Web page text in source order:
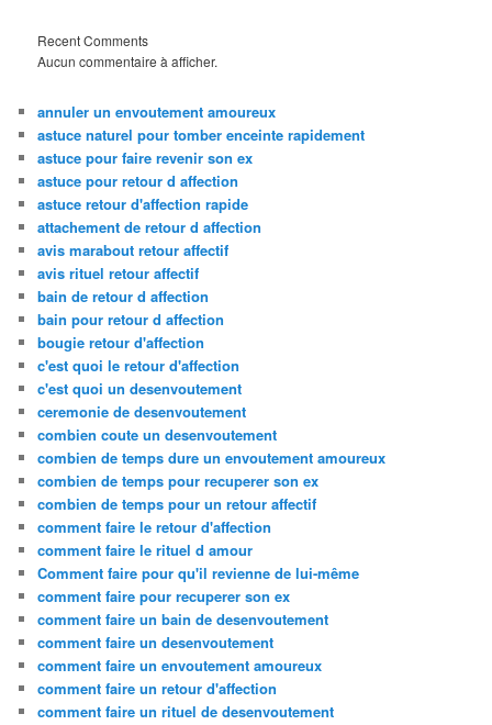
Recent Comments
Aucun commentaire à afficher.
annuler un envoutement amoureux
astuce naturel pour tomber enceinte rapidement
astuce pour faire revenir son ex
astuce pour retour d affection
astuce retour d'affection rapide
attachement de retour d affection
avis marabout retour affectif
avis rituel retour affectif
bain de retour d affection
bain pour retour d affection
bougie retour d'affection
c'est quoi le retour d'affection
c'est quoi un desenvoutement
ceremonie de desenvoutement
combien coute un desenvoutement
combien de temps dure un envoutement amoureux
combien de temps pour recuperer son ex
combien de temps pour un retour affectif
comment faire le retour d'affection
comment faire le rituel d amour
Comment faire pour qu'il revienne de lui-même
comment faire pour recuperer son ex
comment faire un bain de desenvoutement
comment faire un desenvoutement
comment faire un envoutement amoureux
comment faire un retour d'affection
comment faire un rituel de desenvoutement